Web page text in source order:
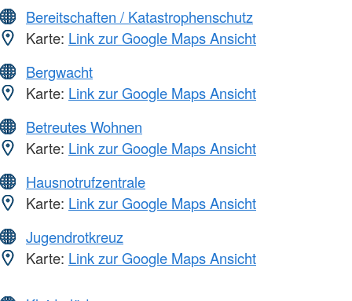
Bereitschaften / Katastrophenschutz
Karte: Link zur Google Maps Ansicht
Bergwacht
Karte: Link zur Google Maps Ansicht
Betreutes Wohnen
Karte: Link zur Google Maps Ansicht
Hausnotrufzentrale
Karte: Link zur Google Maps Ansicht
Jugendrotkreuz
Karte: Link zur Google Maps Ansicht